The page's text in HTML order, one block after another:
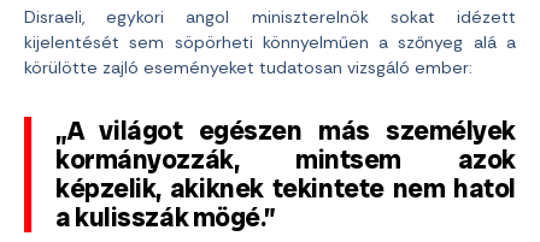
Disraeli, egykori angol miniszterelnök sokat idézett
kijelentését sem söpörheti könnyelműen a szőnyeg alá a
körülötte zajló eseményeket tudatosan vizsgáló ember:
„A világot egészen más személyek
kormányozzák, mintsem azok
képzelik, akiknek tekintete nem hatol
a kulisszák mögé.”